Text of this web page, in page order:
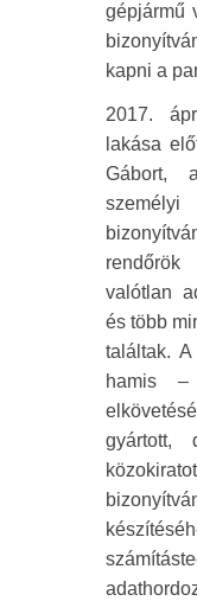
gépjármű
kapni a
2017.
lakása
Gábort,
valótlan
és több
találtak.
hamis –